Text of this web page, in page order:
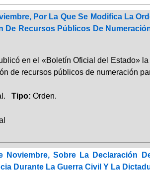
Por La Que Se Modifica La
De Recursos Públicos De
en el «Boletín Oficial del Estado»
de recursos públicos de numeración
Tipo: Orden.
Noviembre, Sobre La Declaración
Durante La Guerra Civil Y La